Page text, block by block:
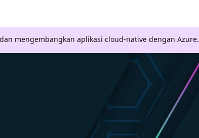
mengembangkan aplikasi cloud-native dengan Azure.